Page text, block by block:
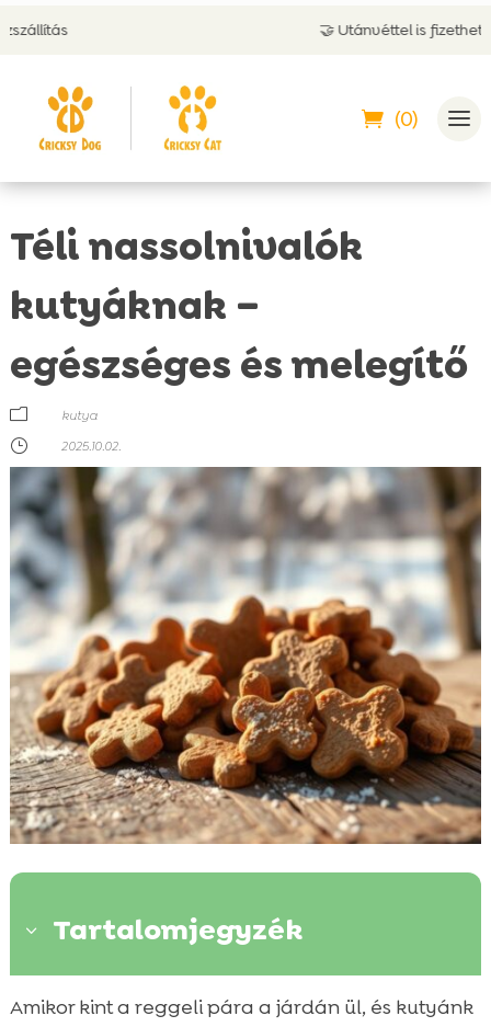
🤝 Utánvéttel is fizethetsz
(0)
Téli nassolnivalók
kutyáknak –
egészséges és melegítő
m
kutya
}
2025.10.02.
3 Tartalomjegyzék
 Téli táplálkozási alapelvek kutyáknak a
Amikor kint a reggeli pára a járdán ül, és kutyánk